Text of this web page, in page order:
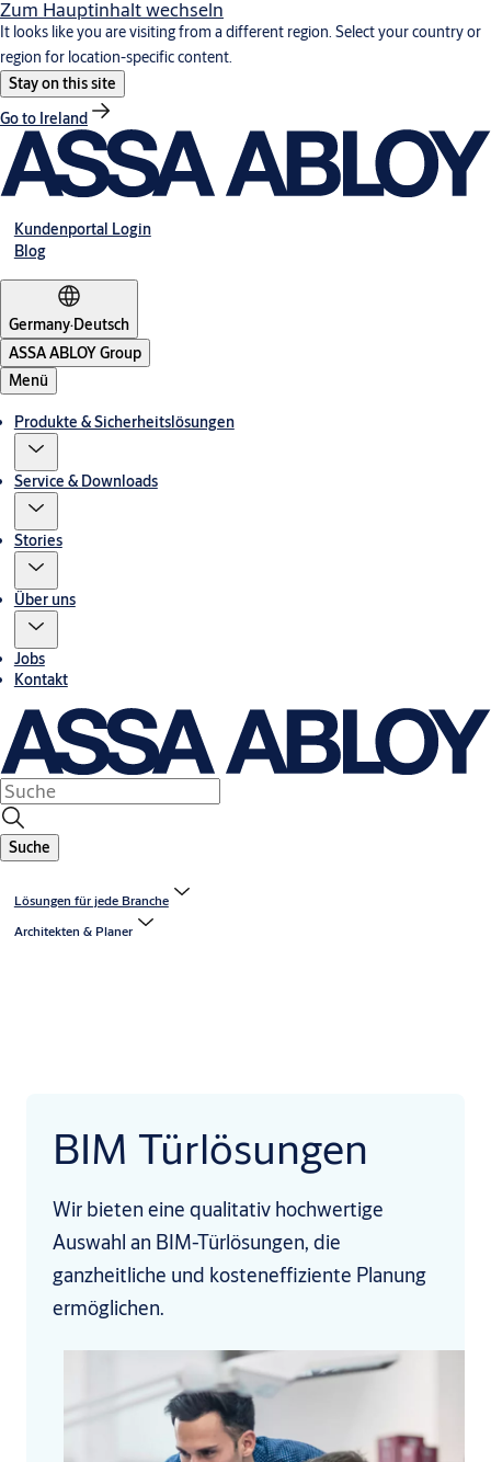
Zum Hauptinhalt wechseln
It looks like you are visiting from a different region. Select your country or
region for location-specific content.
Stay on this site
Go to Ireland
Kundenportal Login
Blog
Germany·Deutsch
ASSA ABLOY Group
Menü
Produkte & Sicherheitslösungen
Service & Downloads
Stories
Über uns
Jobs
Kontakt
Suche
Lösungen für jede Branche
Architekten & Planer
BIM Türlösungen
Wir bieten eine qualitativ hochwertige
Auswahl an BIM-Türlösungen, die
ganzheitliche und kosteneffiziente Planung
ermöglichen.